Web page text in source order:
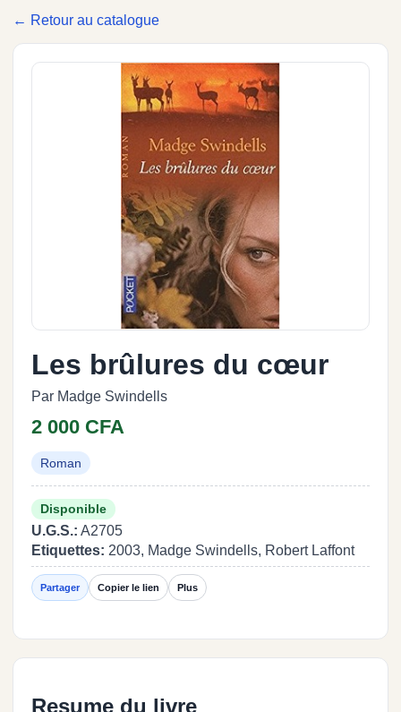
← Retour au catalogue
Les brûlures du cœur
Par Madge Swindells
2 000 CFA
Roman
Disponible
U.G.S.: A2705
Etiquettes: 2003, Madge Swindells, Robert Laffont
Partager Copier le lien Plus
Resume du livre